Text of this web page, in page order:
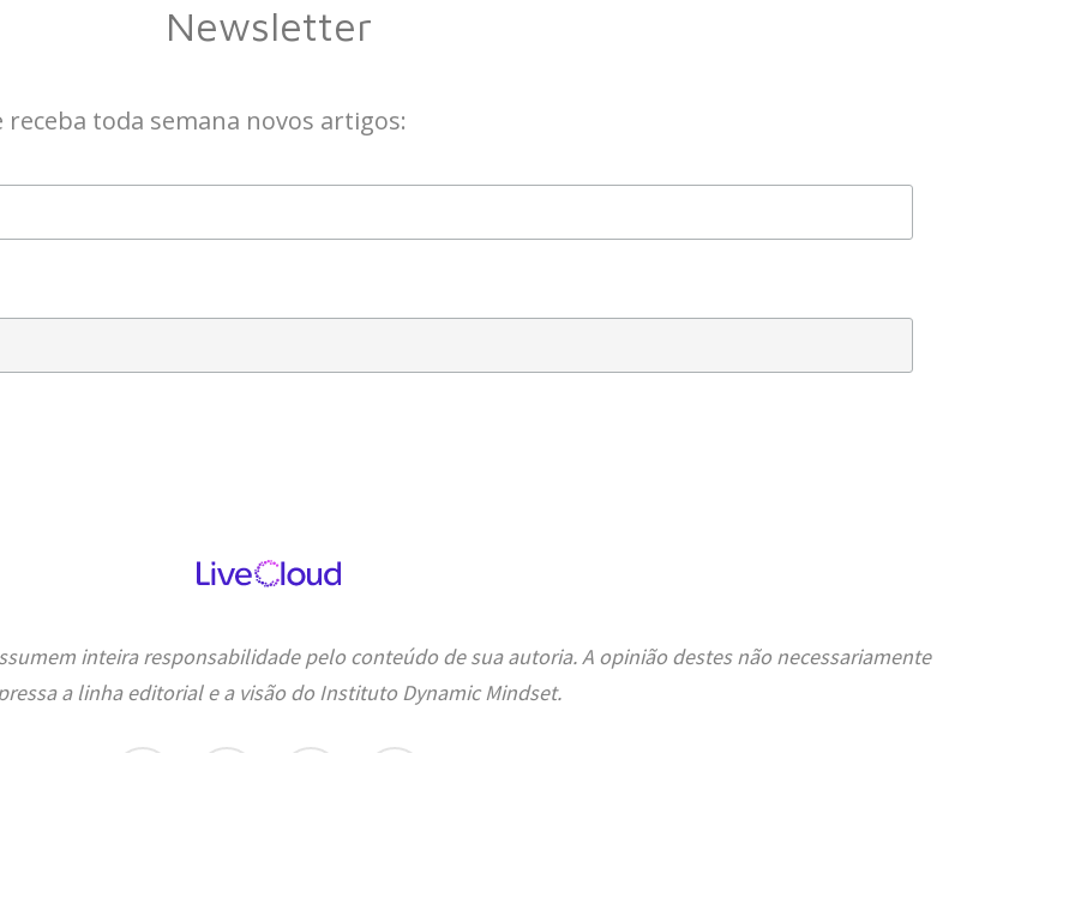
Newsletter
toda semana novos artigos:
inteira responsabilidade pelo conteúdo de sua autoria. A opinião destes não necessariamente
a linha editorial e a visão do Instituto Dynamic Mindset.
facebook linkedin instagram spotify